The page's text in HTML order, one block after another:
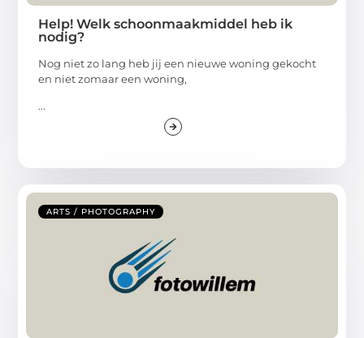
Help! Welk schoonmaakmiddel heb ik
nodig?
Nog niet zo lang heb jij een nieuwe woning gekocht
en niet zomaar een woning,
...
ARTS / PHOTOGRAPHY